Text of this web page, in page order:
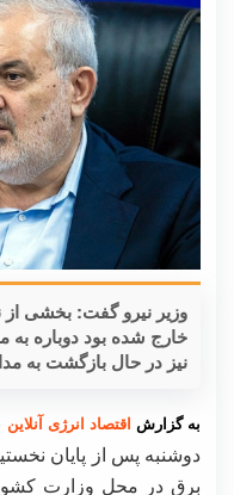
وزیر نیرو گفت: بخشی از
خارج شده بود دوباره به
نیز در حال بازگشت به
به گزارش اقتصاد انرژی آنلاین
دوشنبه پس از پایان
برق در محل وزارت